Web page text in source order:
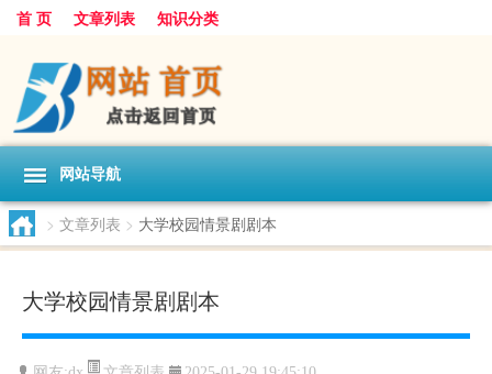
首 页 文章列表 知识分类
网站导航
> 文章列表 > 大学校园情景剧剧本
大学校园情景剧剧本